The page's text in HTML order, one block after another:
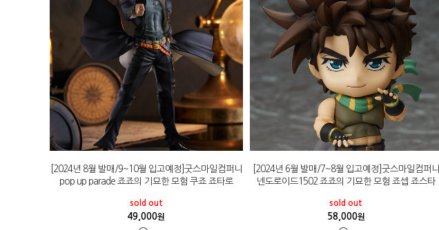
[2024년 8월 발매/9~10월 입고예정]굿스마일컴퍼니
pop up parade 죠죠의 기묘한 모험 쿠죠 죠타로
sold out
49,000원
[2024년 6월 발매/7~8월 입고예정]굿스마일컴퍼니
넨도로이드1502 죠죠의 기묘한 모험 죠셉 죠스타
sold out
58,000원